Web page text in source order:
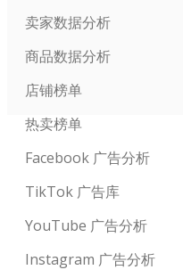
卖家数据分析
商品数据分析
店铺榜单
热卖榜单
Facebook 广告分析
TikTok 广告库
YouTube 广告分析
Instagram 广告分析